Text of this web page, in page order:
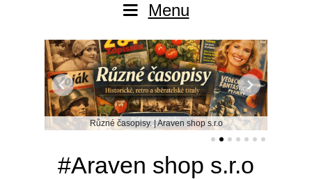
Menu
Různé časopisy. | Araven shop s.r.o
#Araven shop s.r.o